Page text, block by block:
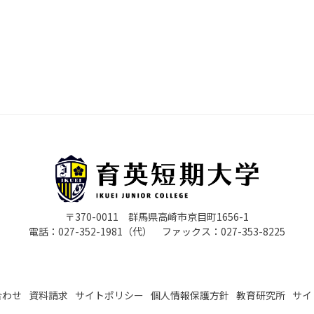
〒370-0011 群馬県高崎市京目町1656-1
電話： 027-352-1981（代） ファックス：027-353-8225
せ 資料請求 サイトポリシー 個人情報保護方針 教育研究所 サ